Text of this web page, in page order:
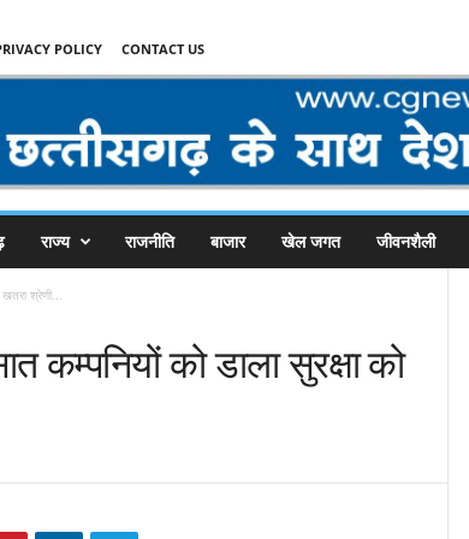
POLICY CONTACT US
राज्य राजनीति बाजार खेल जगत जीवनशैली
खतरा श्रेणी...
कम्पनियों को डाला सुरक्षा को